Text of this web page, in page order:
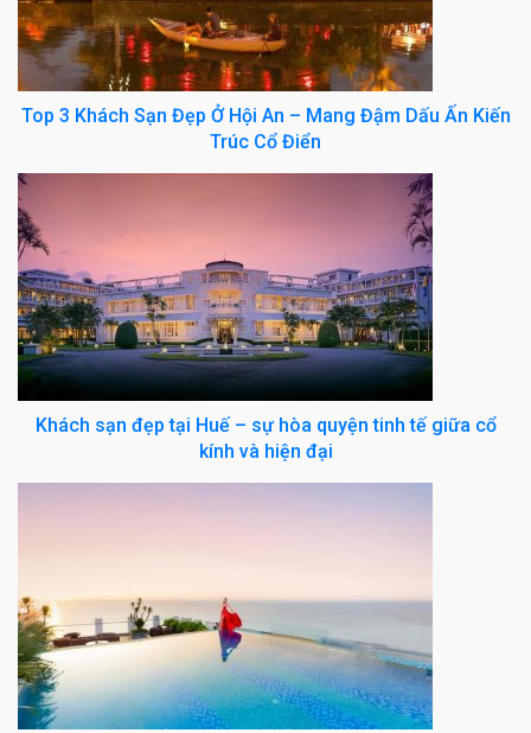
Top 3 Khách Sạn Đẹp Ở Hội An – Mang Đậm Dấu Ấn Kiến
Trúc Cổ Điển
Khách sạn đẹp tại Huế – sự hòa quyện tinh tế giữa cổ
kính và hiện đại